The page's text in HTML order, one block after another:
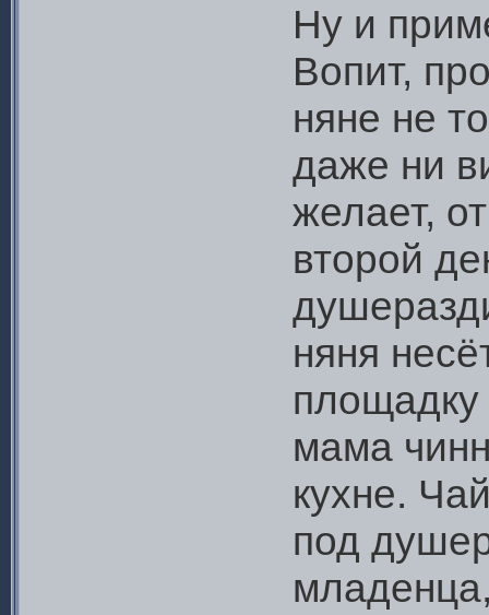
Ну и
Вопит,
няне не
даже ни
желает,
второй
няня
мама
кухне.
под